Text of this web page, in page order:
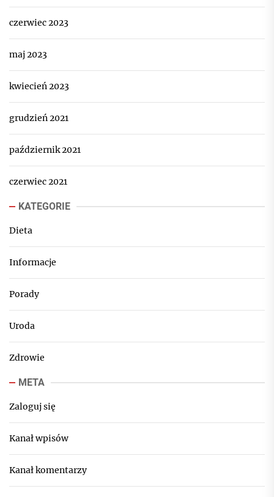
czerwiec 2023
maj 2023
kwiecień 2023
grudzień 2021
październik 2021
czerwiec 2021
KATEGORIE
Dieta
Informacje
Porady
Uroda
Zdrowie
META
Zaloguj się
Kanał wpisów
Kanał komentarzy